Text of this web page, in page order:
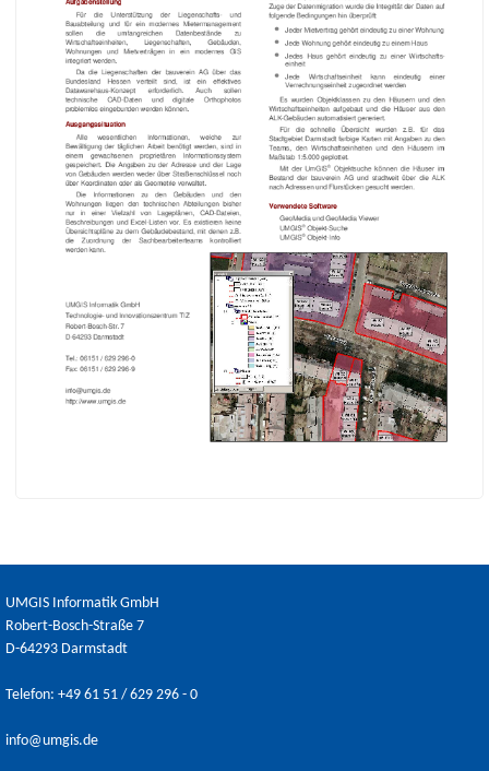
UMGIS Informatik GmbH
Robert-Bosch-Straße 7
D-64293 Darmstadt
Telefon: +49 61 51 / 629 296 - 0
info@umgis.de